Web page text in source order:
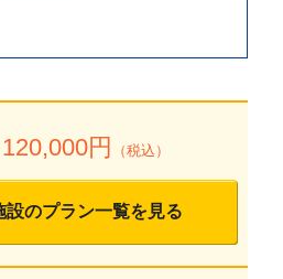
120,000円 （税込）
設のプラン一覧を見る